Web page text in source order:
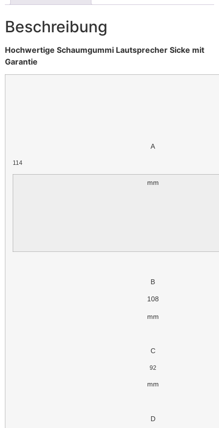
Beschreibung
Hochwertige Schaumgummi Lautsprecher Sicke mit
Garantie
A
114
mm
B
108
mm
C
92
mm
D